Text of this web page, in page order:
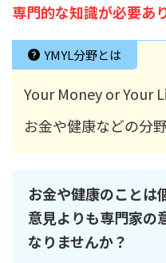
専門的な知識が必要あ
YMYL分野とは
Your Money or Your
お金や健康などの分
お金や健康のことは
意見よりも専門家の
なりませんか？